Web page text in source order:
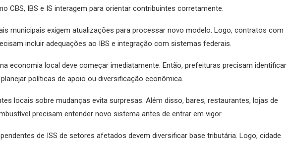
CBS, IBS e IS interagem para orientar contribuintes corretamente.
municipais exigem atualizações para processar novo modelo. Logo, contratos com
incluir adequações ao IBS e integração com sistemas federais.
economia local deve começar imediatamente. Então, prefeituras precisam identificar
políticas de apoio ou diversificação econômica.
locais sobre mudanças evita surpresas. Além disso, bares, restaurantes, lojas de
precisam entender novo sistema antes de entrar em vigor.
de ISS de setores afetados devem diversificar base tributária. Logo, cidade